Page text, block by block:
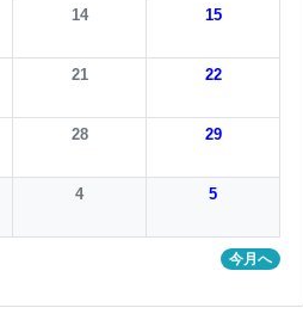
14 15
21 22
28 29
4 5
今月へ